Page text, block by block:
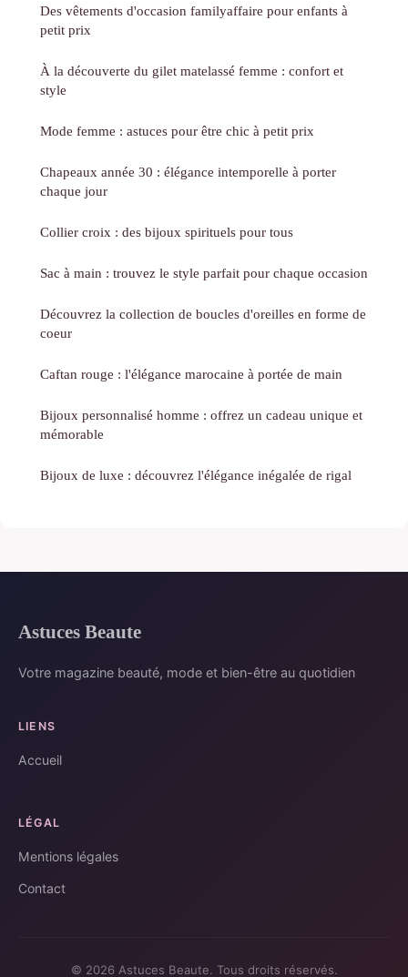
Des vêtements d'occasion familyaffaire pour enfants à
petit prix
À la découverte du gilet matelassé femme : confort et
style
Mode femme : astuces pour être chic à petit prix
Chapeaux année 30 : élégance intemporelle à porter
chaque jour
Collier croix : des bijoux spirituels pour tous
Sac à main : trouvez le style parfait pour chaque occasion
Découvrez la collection de boucles d'oreilles en forme de
coeur
Caftan rouge : l'élégance marocaine à portée de main
Bijoux personnalisé homme : offrez un cadeau unique et
mémorable
Bijoux de luxe : découvrez l'élégance inégalée de rigal
Astuces Beaute
Votre magazine beauté, mode et bien-être au quotidien
LIENS
Accueil
LÉGAL
Mentions légales
Contact
© 2026 Astuces Beaute. Tous droits réservés.